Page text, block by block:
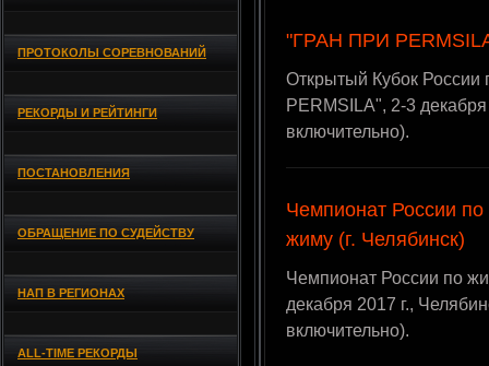
ПРОТОКОЛЫ СОРЕВНОВАНИЙ
РЕКОРДЫ И РЕЙТИНГИ
ПОСТАНОВЛЕНИЯ
ОБРАЩЕНИЕ ПО СУДЕЙСТВУ
НАП В РЕГИОНАХ
ALL-TIME РЕКОРДЫ
"ГРАН ПРИ
Открытый Кубок
PERMSILA", 2-3
включительно).
Чемпионат России
жиму (г. Челябинск)
Чемпионат России по
декабря 2017 г.,
включительно).